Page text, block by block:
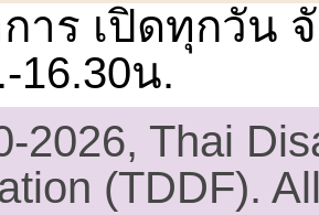
าร เปิดทุกวัน
16.30น.
2026, Thai
(TDDF).